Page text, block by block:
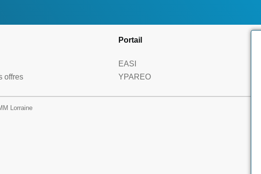
offres
Portail
EASI
YPAREO
Lorraine